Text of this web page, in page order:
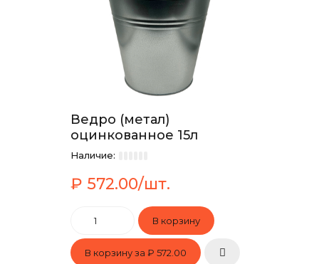
Ведро (метал)
оцинкованное 15л
Наличие:
₽ 572.00/шт.
В корзину за ₽ 572.00